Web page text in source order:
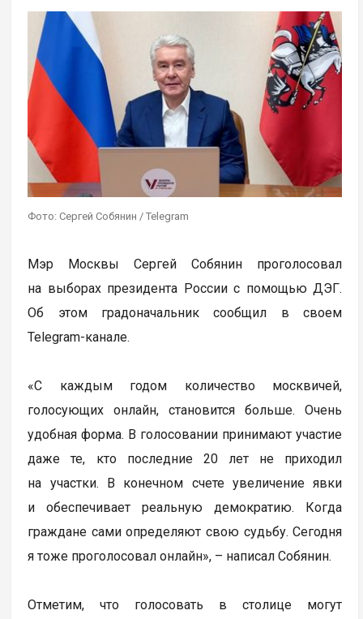
Фото: Сергей Собянин / Telegram
Мэр Москвы Сергей Собянин проголосовал
на выборах президента России с помощью ДЭГ.
Об этом градоначальник сообщил в своем
Telegram-канале.
«С каждым годом количество москвичей,
голосующих онлайн, становится больше. Очень
удобная форма. В голосовании принимают участие
даже те, кто последние 20 лет не приходил
на участки. В конечном счете увеличение явки
и обеспечивает реальную демократию. Когда
граждане сами определяют свою судьбу. Сегодня
я тоже проголосовал онлайн», – написал Собянин.
Отметим, что голосовать в столице могут